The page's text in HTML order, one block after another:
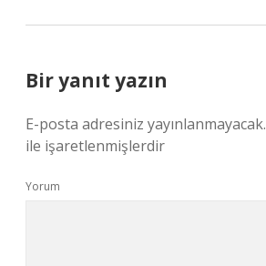
Bir yanıt yazın
E-posta adresiniz yayınlanmayacak.
ile işaretlenmişlerdir
Yorum